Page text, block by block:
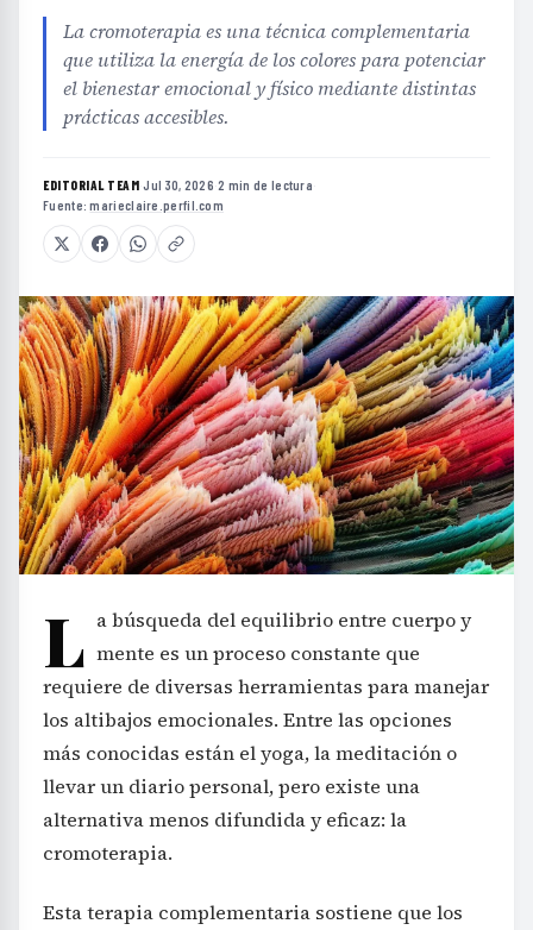
La cromoterapia es una técnica complementaria
que utiliza la energía de los colores para potenciar
el bienestar emocional y físico mediante distintas
prácticas accesibles.
EDITORIAL TEAM·Jul 30, 2026·2 min de lectura·
Fuente:marieclaire.perfil.com
L a búsqueda del equilibrio entre cuerpo y
mente es un proceso constante que
requiere de diversas herramientas para manejar
los altibajos emocionales. Entre las opciones
más conocidas están el yoga, la meditación o
llevar un diario personal, pero existe una
alternativa menos difundida y eficaz: la
cromoterapia.
Esta terapia complementaria sostiene que los